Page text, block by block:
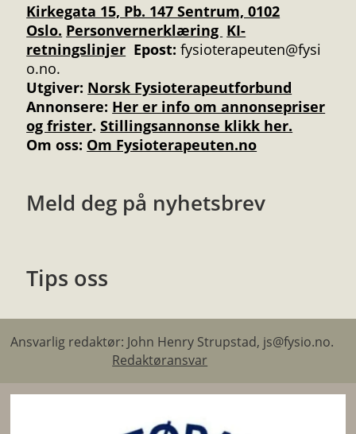
Kirkegata 15, Pb. 147 Sentrum, 0102
Oslo. Personvernerklæring KI-
retningslinjer Epost: fysioterapeuten@fysi
o.no.
Utgiver: Norsk Fysioterapeutforbund
Annonsere: Her er info om annonsepriser
og frister.Stillingsannonse klikk her.
Om oss: Om Fysioterapeuten.no
Meld deg på nyhetsbrev
Tips oss
Ansvarlig redaktør: John Henry Strupstad, js@fysio.no.
Redaktøransvar